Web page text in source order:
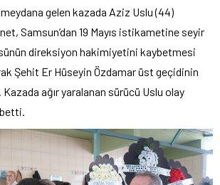
gelen kazada Aziz Uslu (44)
Samsun’dan 19 Mayıs istikametine seyir
direksiyon hakimiyetini kaybetmesi
Şehit Er Hüseyin Özdamar üst geçidinin
Kazada ağır yaralanan sürücü Uslu olay